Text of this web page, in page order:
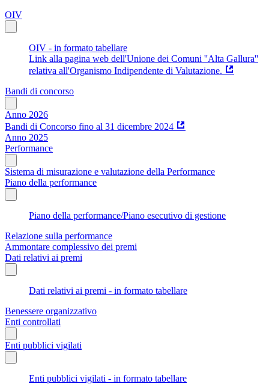
OIV
OIV - in formato tabellare
Link alla pagina web dell'Unione dei Comuni ''Alta Gallura''
relativa all'Organismo Indipendente di Valutazione.
Bandi di concorso
Anno 2026
Bandi di Concorso fino al 31 dicembre 2024
Anno 2025
Performance
Sistema di misurazione e valutazione della Performance
Piano della performance
Piano della performance/Piano esecutivo di gestione
Relazione sulla performance
Ammontare complessivo dei premi
Dati relativi ai premi
Dati relativi ai premi - in formato tabellare
Benessere organizzativo
Enti controllati
Enti pubblici vigilati
Enti pubblici vigilati - in formato tabellare